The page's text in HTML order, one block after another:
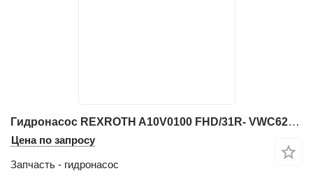
Гидронасос REXROTH A10V0100 FHD/31R- VWC62N00- S0105 для фронтального погрузчика Terex KAELBLE SL18
Цена по запросу
Запчасть - гидронасос